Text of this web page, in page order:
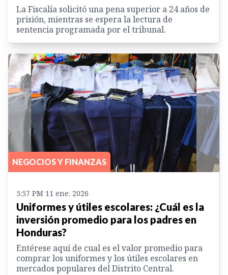
La Fiscalía solicitó una pena superior a 24 años de
prisión, mientras se espera la lectura de
sentencia programada por el tribunal.
NEGOCIOS Y FINANZAS
5:57 PM 11 ene. 2026
Uniformes y útiles escolares: ¿Cuál es la
inversión promedio para los padres en
Honduras?
Entérese aquí de cual es el valor promedio para
comprar los uniformes y los útiles escolares en
mercados populares del Distrito Central.